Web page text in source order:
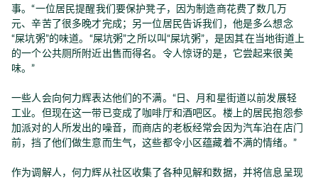
事。“一位居民提醒我们要保护凳子，因为制造商花费了数几万
元、辛苦了很多晚才完成；另一位居民告诉我们，他是多么想念
“屎坑粥”的味道。“屎坑粥”之所以叫“屎坑粥”，是因其在当地街道上
的一个公共厕所附近出售而得名。令人惊讶的是，它尝起来很美
味。”
一些人会向何力辉表达他们的不满。“日、月和星街道以前发展轻
工业。但现在这一带已变成了咖啡厅和酒吧区。楼上的居民抱怨参
加派对的人所发出的噪音，而商店的老板经常会因为汽车泊在店门
前，挡了他们做生意而生气，这些都令小区蕴藏着不满的情绪。”
作为调解人，何力辉从社区收集了各种见解和数据，并将信息呈现